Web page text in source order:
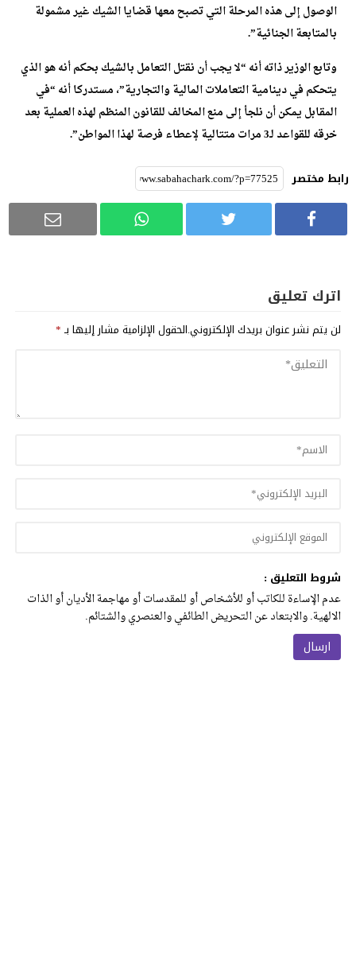
الوصول إلى هذه المرحلة التي تصبح معها قضايا الشيك غير مشمولة
بالمتابعة الجنائية”.
وتابع الوزير ذاته أنه “لا يجب أن نقتل التعامل بالشيك بحكم أنه هو الذي
يتحكم في دينامية التعاملات المالية والتجارية”، مستدركا أنه “في
المقابل يمكن أن نلجأ إلى منع المخالف للقانون المنظم لهذه العملية بعد
خرقه للقواعد لـ3 مرات متتالية لإعطاء فرصة لهذا المواطن”.
رابط مختصر
اترك تعليق
لن يتم نشر عنوان بريدك الإلكتروني.الحقول الإلزامية مشار إليها بـ*
شروط التعليق :
عدم الإساءة للكاتب أو للأشخاص أو للمقدسات أو مهاجمة الأديان أو الذات
الالهية. والابتعاد عن التحريض الطائفي والعنصري والشتائم.